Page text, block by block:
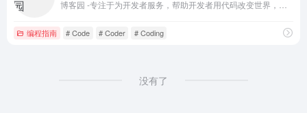
编程指南 # Code # Coder # Coding
没有了